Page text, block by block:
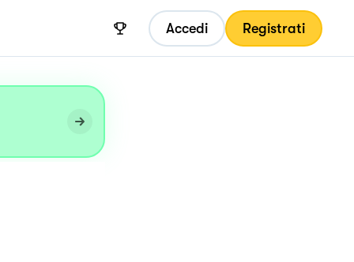
Accedi Registrati